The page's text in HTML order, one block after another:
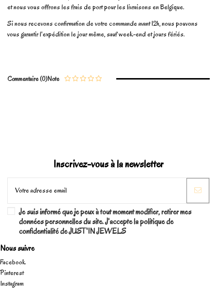
et nous vous offrons les frais de port pour les livraisons en Belgique.
Si nous recevons confirmation de votre commande avant 12h, nous pouvons
vous garantir l'expédition le jour même, sauf week-end et jours fériés.
Marque
Note
Commentaire (0)
Inscrivez-vous à la newsletter
Je suis informé que je peux à tout moment modifier, retirer mes
données personnelles du site. J'accepte la politique de
confidentialité de JUST'IN JEWELS
Nous suivre
Facebook
Pinterest
Instagram